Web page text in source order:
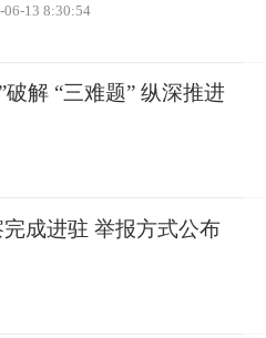
06-13 8:30:54
三难题” 纵深推进
成进驻 举报方式公布